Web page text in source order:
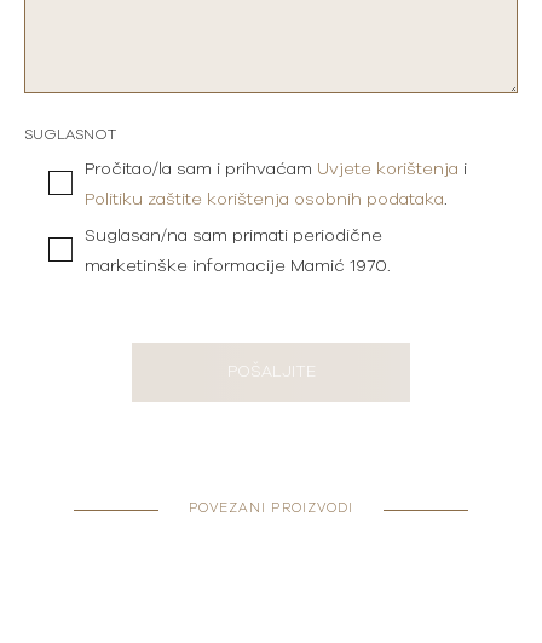
SUGLASNOT
Pročitao/la sam i prihvaćam Uvjete korištenja i
Politiku zaštite korištenja osobnih podataka.
Suglasan/na sam primati periodične
marketinške informacije Mamić 1970.
POŠALJITE
POVEZANI PROIZVODI